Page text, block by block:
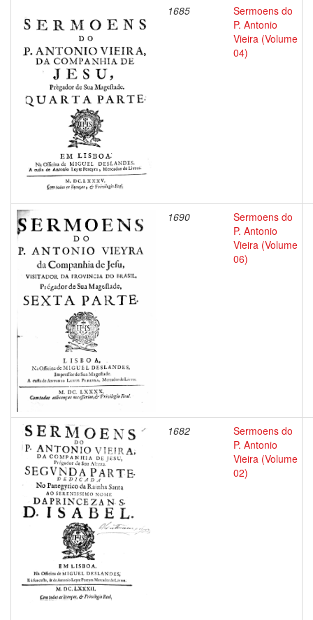
1685
Sermoens do
P. Antonio
Vieira (Volume
04)
1690
Sermoens do
P. Antonio
Vieira (Volume
06)
1682
Sermoens do
P. Antonio
Vieira (Volume
02)